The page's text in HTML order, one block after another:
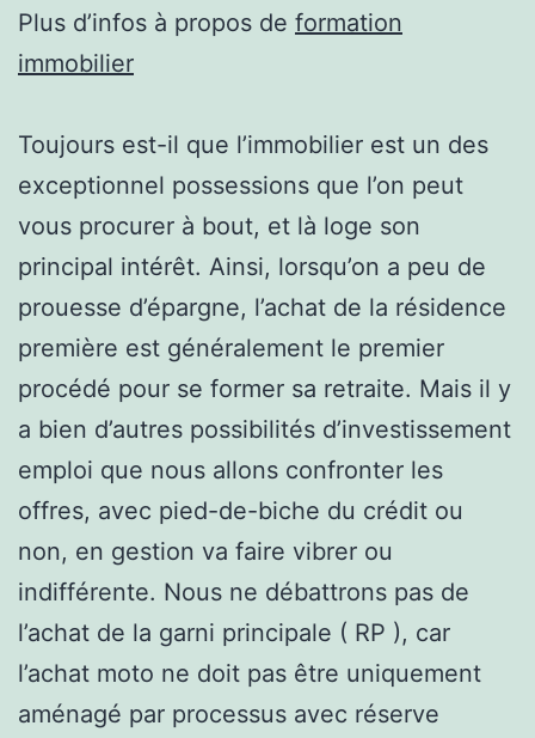
Plus d’infos à propos de formation
immobilier
Toujours est-il que l’immobilier est un des
exceptionnel possessions que l’on peut
vous procurer à bout, et là loge son
principal intérêt. Ainsi, lorsqu’on a peu de
prouesse d’épargne, l’achat de la résidence
première est généralement le premier
procédé pour se former sa retraite. Mais il y
a bien d’autres possibilités d’investissement
emploi que nous allons confronter les
offres, avec pied-de-biche du crédit ou
non, en gestion va faire vibrer ou
indifférente. Nous ne débattrons pas de
l’achat de la garni principale ( RP ), car
l’achat moto ne doit pas être uniquement
aménagé par processus avec réserve